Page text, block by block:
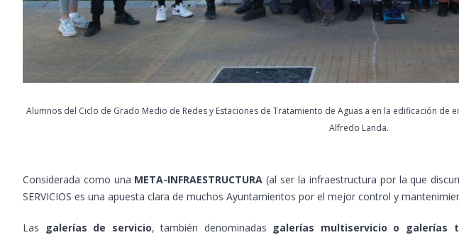
Alumnos del Ciclo de Grado Medio de Redes y Estaciones de Tratamiento de Aguas a en la edificación de
Alfredo Landa.
Considerada como una META-INFRAESTRUCTURA (al ser la infraestructura por la que
SERVICIOS es una apuesta clara de muchos Ayuntamientos por el mejor control y
Las galerías de servicio, también denominadas galerías multiservicio o galerías